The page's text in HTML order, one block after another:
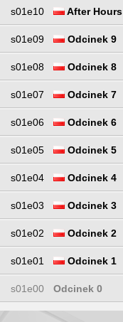
s01e10 After Hours
s01e09 Odcinek 9
s01e08 Odcinek 8
s01e07 Odcinek 7
s01e06 Odcinek 6
s01e05 Odcinek 5
s01e04 Odcinek 4
s01e03 Odcinek 3
s01e02 Odcinek 2
s01e01 Odcinek 1
s01e00 Odcinek 0